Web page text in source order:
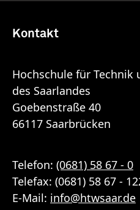
Kontakt
Hochschule für Technik
des Saarlandes
Goebenstraße 40
66117 Saarbrücken
Telefon: (0681) 58 67 - 0
Telefax: (0681) 58 67 -
E-Mail: info@htwsaar.de